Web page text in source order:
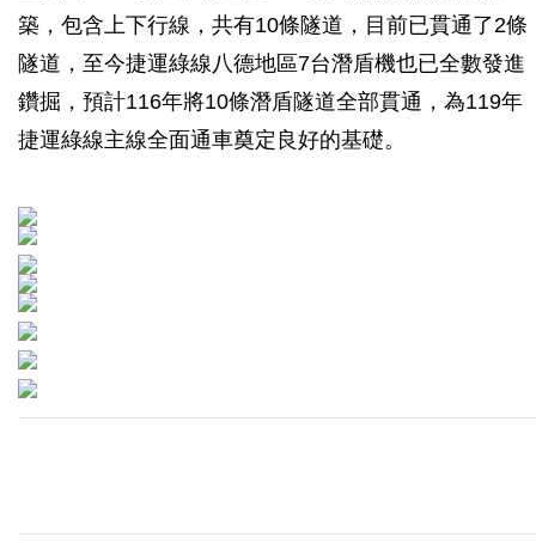
築，包含上下行線，共有10條隧道，目前已貫通了2條
隧道，至今捷運綠線八德地區7台潛盾機也已全數發進
鑽掘，預計116年將10條潛盾隧道全部貫通，為119年
捷運綠線主線全面通車奠定良好的基礎。